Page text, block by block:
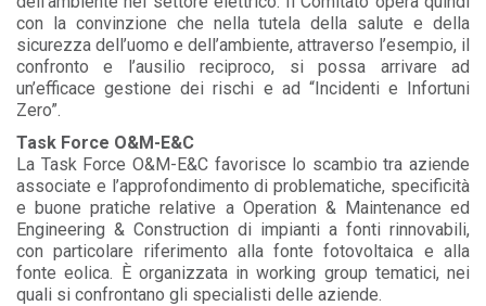
con la convinzione che nella tutela della salute e della
sicurezza dell’uomo e dell’ambiente, attraverso l’esempio, il
confronto e l’ausilio reciproco, si possa arrivare ad
un’efficace gestione dei rischi e ad “Incidenti e Infortuni
Zero”.
Task Force O&M-E&C
La Task Force O&M-E&C favorisce lo scambio tra aziende
associate e l’approfondimento di problematiche, specificità
e buone pratiche relative a Operation & Maintenance ed
Engineering & Construction di impianti a fonti rinnovabili,
con particolare riferimento alla fonte fotovoltaica e alla
fonte eolica. È organizzata in working group tematici, nei
quali si confrontano gli specialisti delle aziende.